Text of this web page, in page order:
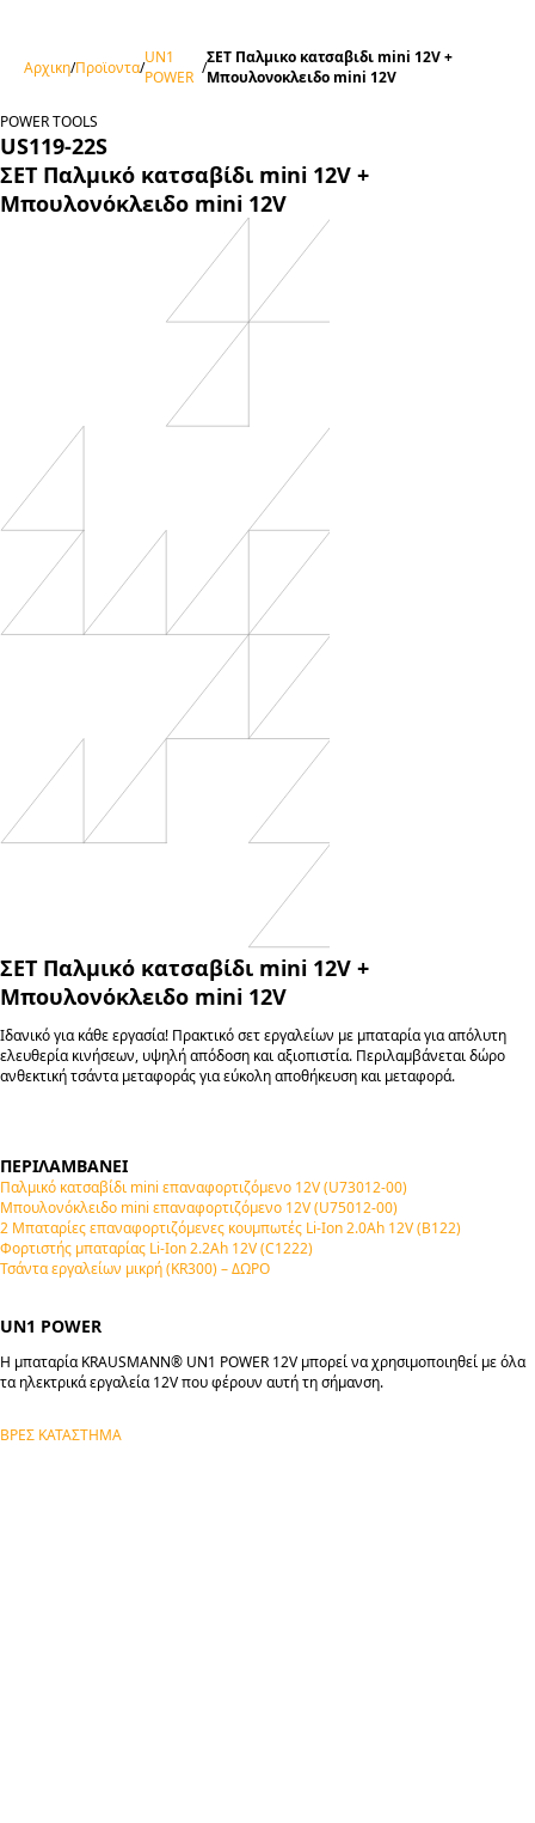
Αρχικη/Προϊοντα/UN1
POWER /ΣΕΤ Παλμικο κατσαβιδι mini 12V +
Μπουλονοκλειδο mini 12V
POWER TOOLS
US119-22S
ΣΕΤ Παλμικό κατσαβίδι mini 12V +
Μπουλονόκλειδο mini 12V
ΣΕΤ Παλμικό κατσαβίδι mini 12V +
Μπουλονόκλειδο mini 12V
Ιδανικό για κάθε εργασία! Πρακτικό σετ εργαλείων με μπαταρία για απόλυτη
ελευθερία κινήσεων, υψηλή απόδοση και αξιοπιστία. Περιλαμβάνεται δώρο
ανθεκτική τσάντα μεταφοράς για εύκολη αποθήκευση και μεταφορά.
ΠΕΡΙΛΑΜΒΑΝΕΙ
Παλμικό κατσαβίδι mini επαναφορτιζόμενο 12V (U73012-00)
Μπουλονόκλειδο mini επαναφορτιζόμενο 12V (U75012-00)
2 Μπαταρίες επαναφορτιζόμενες κουμπωτές Li-Ion 2.0Ah 12V (B122)
Φορτιστής μπαταρίας Li-Ion 2.2Ah 12V (C1222)
Τσάντα εργαλείων μικρή (KR300) – ΔΩΡΟ
UN1 POWER
Η μπαταρία KRAUSMANN® UN1 POWER 12V μπορεί να χρησιμοποιηθεί με όλα
τα ηλεκτρικά εργαλεία 12V που φέρουν αυτή τη σήμανση.
ΒΡΕΣ ΚΑΤΑΣΤΗΜΑ